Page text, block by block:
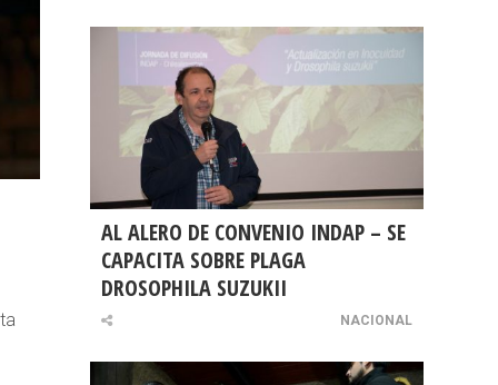
AL ALERO DE CONVENIO INDAP – SE
CAPACITA SOBRE PLAGA
DROSOPHILA SUZUKII
NACIONAL